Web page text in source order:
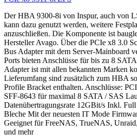
Der HBA 9300-8i von Inspur, auch von
kann dazu genutzt werden, weitere
anzuschließen. Die Komponente ist
Hersteller Avago. Über die PCIe x8 3.0
Bus Adapter mit dem Server-Mainboard
Ports bieten Anschlüsse für bis zu 8
Adapter ist mit allen bekannten Marken
Lieferumfang sind zusätzlich zum HBA
Profile Bracket enthalten. Anschlüsse:
SFF-8643 für maximal 8 SATA / SAS
Datenübertragungsrate 12GBit/s Inkl.
Bleche Mit der neuesten IT Mode
Geeignet für FreeNAS, TrueNAS,
und mehr